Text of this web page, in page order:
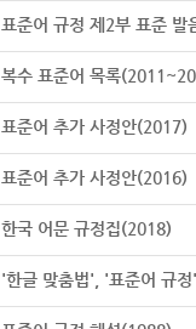
표준어 규정 제2부 표준
복수 표준어 목록
표준어 추가 사정안(2017)
표준어 추가 사정안(2016)
한국 어문 규정집(2018)
'한글 맞춤법', '표준어 규